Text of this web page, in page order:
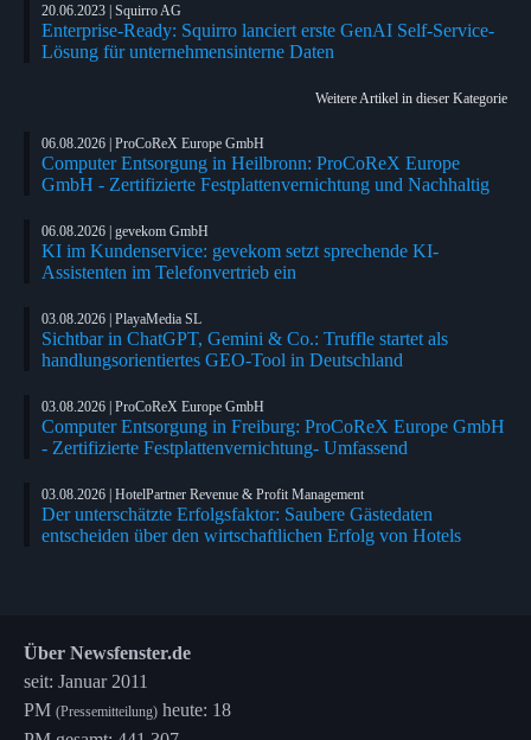
20.06.2023 | Squirro AG
Enterprise-Ready: Squirro lanciert erste GenAI Self-Service-
Lösung für unternehmensinterne Daten
Weitere Artikel in dieser Kategorie
06.08.2026 | ProCoReX Europe GmbH
Computer Entsorgung in Heilbronn: ProCoReX Europe
GmbH - Zertifizierte Festplattenvernichtung und Nachhaltig
06.08.2026 | gevekom GmbH
KI im Kundenservice: gevekom setzt sprechende KI-
Assistenten im Telefonvertrieb ein
03.08.2026 | PlayaMedia SL
Sichtbar in ChatGPT, Gemini & Co.: Truffle startet als
handlungsorientiertes GEO-Tool in Deutschland
03.08.2026 | ProCoReX Europe GmbH
Computer Entsorgung in Freiburg: ProCoReX Europe GmbH
- Zertifizierte Festplattenvernichtung- Umfassend
03.08.2026 | HotelPartner Revenue & Profit Management
Der unterschätzte Erfolgsfaktor: Saubere Gästedaten
entscheiden über den wirtschaftlichen Erfolg von Hotels
Über Newsfenster.de
seit: Januar 2011
PM (Pressemitteilung) heute: 18